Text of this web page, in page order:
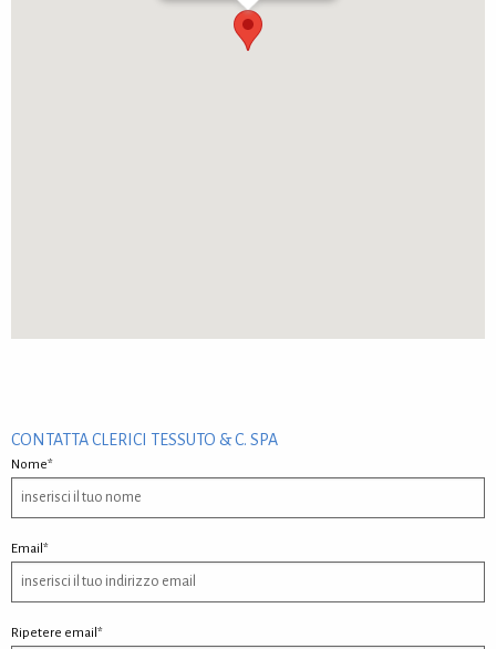
CONTATTA CLERICI TESSUTO & C. SPA
Nome*
Email*
Ripetere email*